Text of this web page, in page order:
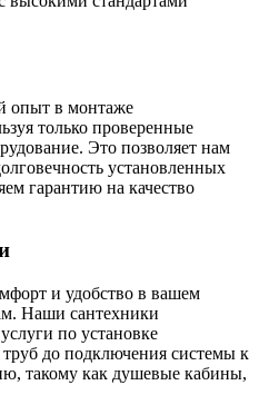
опыт в монтаже
только проверенные
Это позволяет нам
установленных
гарантию на качество
и удобство в вашем
Наши сантехники
по установке
до подключения системы к
такому как душевые кабины,